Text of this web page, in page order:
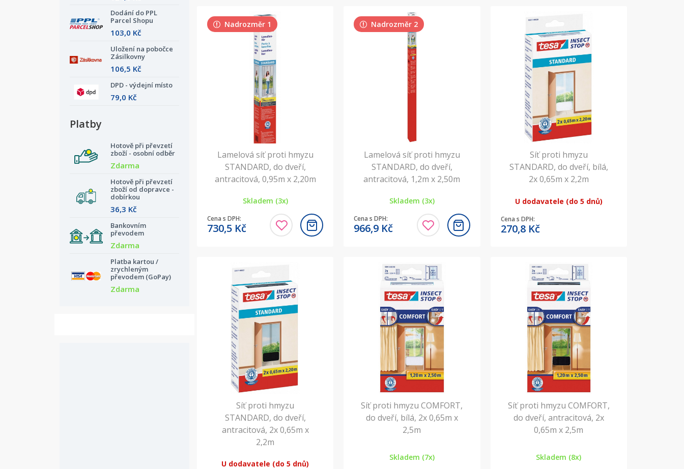
Nadrozměr 1
Lamelová síť proti hmyzu
STANDARD, do dveří,
antracitová, 0,95m x 2,20m
Skladem (3x)
Cena s DPH:
730,5 Kč
Nadrozměr 2
Lamelová síť proti hmyzu
STANDARD, do dveří,
antracitová, 1,2m x 2,50m
Skladem (3x)
Cena s DPH:
966,9 Kč
Síť proti hmyzu
STANDARD, do dveří, bílá,
2x 0,65m x 2,2m
U dodavatele (do 5 dnů)
Cena s DPH:
270,8 Kč
Síť proti hmyzu
STANDARD, do dveří,
antracitová, 2x 0,65m x
2,2m
U dodavatele (do 5 dnů)
Síť proti hmyzu COMFORT,
do dveří, bílá, 2x 0,65m x
2,5m
Skladem (7x)
Síť proti hmyzu COMFORT,
do dveří, antracitová, 2x
0,65m x 2,5m
Skladem (8x)
Dodání do PPL
Parcel Shopu
103,0 Kč
Uložení na pobočce
Zásilkovny
106,5 Kč
DPD - výdejní místo
79,0 Kč
Platby
Hotově při převzetí
zboží - osobní odběr
Zdarma
Hotově při převzetí
zboží od dopravce -
dobírkou
36,3 Kč
Bankovním
převodem
Zdarma
Platba kartou /
zrychleným
převodem (GoPay)
Zdarma